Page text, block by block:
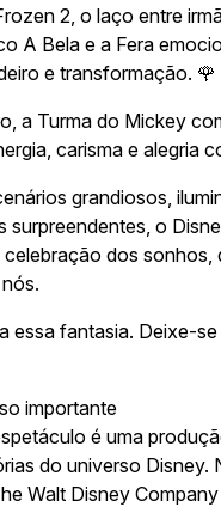
2, o laço entre
A Bela e a Fera
e transformação. 🌹
a Turma do Mickey
carisma e alegria
grandiosos,
surpreendentes, o
celebração dos sonhos,
essa fantasia. Deixe-
importante
é uma
do universo Disney.
Walt Disney